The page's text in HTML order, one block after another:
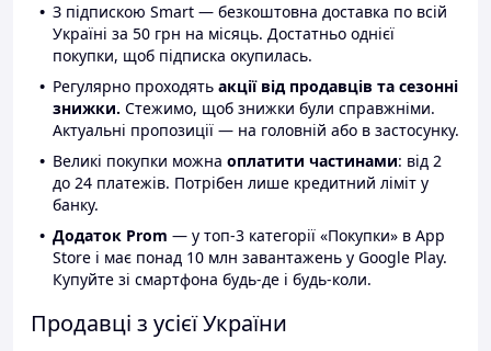
З підпискою Smart — безкоштовна доставка по всій
Україні за 50 грн на місяць. Достатньо однієї
покупки, щоб підписка окупилась.
Регулярно проходять акції від продавців та сезонні
знижки. Стежимо, щоб знижки були справжніми.
Актуальні пропозиції — на головній або в застосунку.
Великі покупки можна оплатити частинами: від 2
до 24 платежів. Потрібен лише кредитний ліміт у
банку.
Додаток Prom — у топ-3 категорії «Покупки» в App
Store і має понад 10 млн завантажень у Google Play.
Купуйте зі смартфона будь-де і будь-коли.
Продавці з усієї України